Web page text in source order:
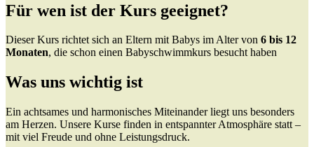
Für wen ist der Kurs geeignet?
Dieser Kurs richtet sich an Eltern mit Babys im Alter von 6 bis 12
Monaten, die schon einen Babyschwimmkurs besucht haben
Was uns wichtig ist
Ein achtsames und harmonisches Miteinander liegt uns besonders
am Herzen. Unsere Kurse finden in entspannter Atmosphäre statt –
mit viel Freude und ohne Leistungsdruck.